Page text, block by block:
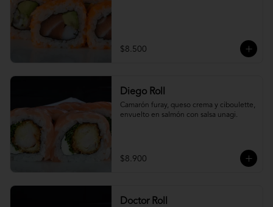
$8.500
Diego Roll
Camarón furay, queso crema y ciboulette,
envuelto en salmón con salsa unagi.
$8.900
Doctor Roll